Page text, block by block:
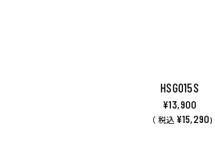
HSG015S
¥13,900
（ 税込 ¥15,290)